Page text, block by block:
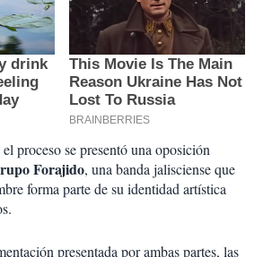
proceso se presentó una oposición
Forajido, una banda jalisciense que
forma parte de su identidad artística
presentada por ambas partes, las